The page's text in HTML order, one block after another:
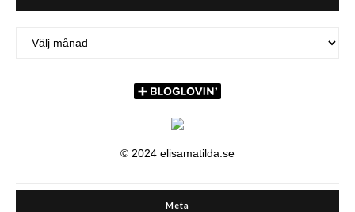
© 2024 elisamatilda.se
Meta